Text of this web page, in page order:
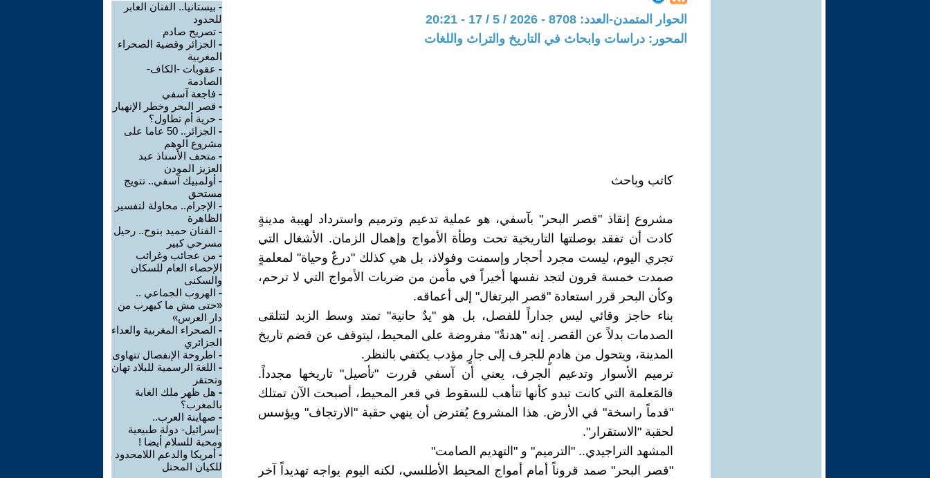
الحوار المتمدن-العدد: 8708 - 2026 / 5 / 17 - 20:21
المحور: دراسات وابحاث في التاريخ والتراث واللغات
كاتب وباحث
مشروع إنقاذ "قصر البحر" بآسفي، هو عملية تدعيم وترميم واسترداد لهيبة مدينةٍ
كادت أن تفقد بوصلتها التاريخية تحت وطأة الأمواج وإهمال الزمان. الأشغال التي
تجري اليوم، ليست مجرد أحجار وإسمنت وفولاذ، بل هي كذلك "درعٌ وحياة" لمعلمةٍ
صمدت خمسة قرون لتجد نفسها أخيراً في مأمن من ضربات الأمواج التي لا ترحم،
وكأن البحر قرر استعادة "قصر البرتغال" إلى أعماقه.
بناء حاجز وقائي ليس جداراً للفصل، بل هو "يدٌ حانية" تمتد وسط الزبد لتتلقى
الصدمات بدلاً عن القصر. إنه "هدنةٌ" مفروضة على المحيط، ليتوقف عن قضم تاريخ
المدينة، ويتحول من هادمٍ للجرف إلى جارٍ مؤدب يكتفي بالنظر.
ترميم الأسوار وتدعيم الجرف، يعني أن آسفي قررت "تأصيل" تاريخها مجدداً.
فالمَعلمة التي كانت تبدو كأنها تتأهب للسقوط في قعر المحيط، أصبحت الآن تمتلك
"قدماً راسخة" في الأرض. هذا المشروع يُفترض أن ينهي حقبة "الارتجاف" ويؤسس
لحقبة "الاستقرار".
المشهد التراجيدي.. "الترميم" و "التهديم الصامت"
"قصر البحر" صمد قروناً أمام أمواج المحيط الأطلسي، لكنه اليوم يواجه تهديداً آخر
- بيستانيا.. الفنان العابر
للحدود
- تصريح صادم
- الجزائر وقضية الصحراء
المغربية
- عقوبات -الكاف-
الصادمة
- فاجعة آسفي
- قصر البحر وخطر الإنهيار
- حرية أم تطاول؟
-
الجزائر.. 50 عاما على
مشروع الوهم
- متحف الأستاذ عبد
العزيز المودن
- أولمبيك آسفي.. تتويج
مستحق
- الإجرام.. محاولة لتفسير
الظاهرة
- الفنان حميد بنوح.. رحيل
مسرحي كبير
- من عجائب وغرائب
الإحصاء العام للسكان
والسكنى
- الهروب الجماعي ..
«حتى مش ما كيهرب من
دار العرس»
- الصحراء المغربية والعداء
الجزائري
- اطروحة الإنفصال تتهاوى
- اللغة الرسمية للبلاد تهان
وتحتقر
- هل ظهر ملك الغابة
بالمغرب؟
- صهاينة العرب..
-إسرائيل- دولة طبيعية
ومحبة للسلام أيضا !
- أمريكا والدعم اللامحدود
للكيان المحتل